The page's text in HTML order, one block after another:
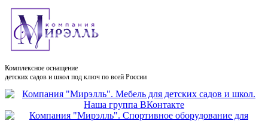
Комплексное оснащение
детских садов и школ под ключ по всей России